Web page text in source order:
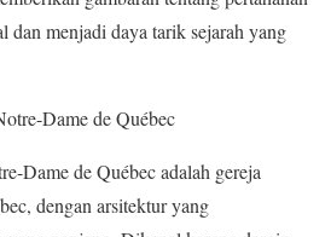
dan menjadi daya tarik sejarah yang
Dame de Québec
Dame de Québec adalah gereja
dengan arsitektur yang